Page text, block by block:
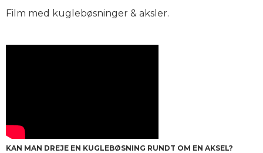
Film med kuglebøsninger & aksler.
KAN MAN DREJE EN KUGLEBØSNING RUNDT OM EN AKSEL?